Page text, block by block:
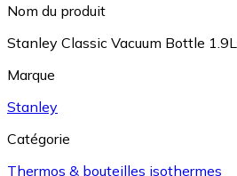
Nom du produit
Stanley Classic Vacuum Bottle 1.9L
Marque
Stanley
Catégorie
Thermos & bouteilles isothermes